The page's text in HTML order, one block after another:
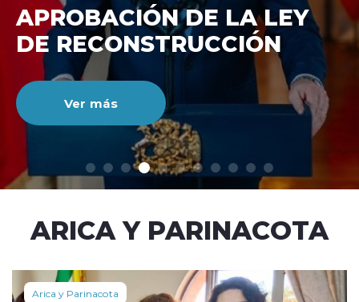
modo claro
DE RECONSTRUCCIÓ
NACIONAL
Ver más
ARICA Y PARINACOTA
Arica y Parinacota